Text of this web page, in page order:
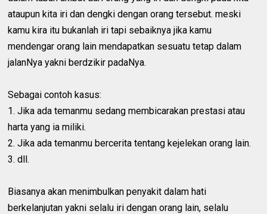
ataupun kita iri dan dengki dengan orang tersebut. meski
kamu kira itu bukanlah iri tapi sebaiknya jika kamu
mendengar orang lain mendapatkan sesuatu tetap dalam
jalanNya yakni berdzikir padaNya.
Sebagai contoh kasus:
1. Jika ada temanmu sedang membicarakan prestasi atau
harta yang ia miliki.
2. Jika ada temanmu bercerita tentang kejelekan orang lain.
3. dll.
Biasanya akan menimbulkan penyakit dalam hati
berkelanjutan yakni selalu iri dengan orang lain, selalu